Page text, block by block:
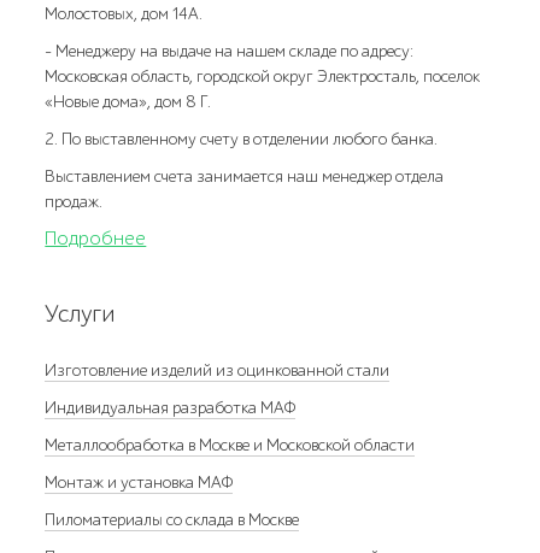
Молостовых, дом 14А.
- Менеджеру на выдаче на нашем складе по адресу:
Московская область, городской округ Электросталь, поселок
«Новые дома», дом 8 Г.
2. По выставленному счету в отделении любого банка.
Выставлением счета занимается наш менеджер отдела
продаж.
Подробнее
Услуги
Изготовление изделий из оцинкованной стали
Индивидуальная разработка МАФ
Металлообработка в Москве и Московской области
Монтаж и установка МАФ
Пиломатериалы со склада в Москве